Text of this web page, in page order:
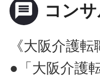
message コン
《大阪介護
●「大阪介護